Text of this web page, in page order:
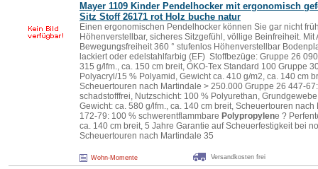
Mayer 1109 Kinder Pendelhocker mit ergonomisch
Sitz Stoff 26171 rot Holz buche natur
Einen ergonomischen Pendelhocker können Sie gar nicht
Höhenverstellbar, sicheres Sitzgefühl, völlige Beinfreiheit.
Bewegungsfreiheit 360 ° stufenlos Höhenverstellbar
lackiert oder edelstahlfarbig (EF) Stoffbezüge: Gruppe 26
315 g/lfm., ca. 150 cm breit, ÖKO-Tex Standard 100 Gruppe
Polyacryl/15 % Polyamid, Gewicht ca. 410 g/m2, ca. 140 cm
Scheuertouren nach Martindale > 250.000 Gruppe 26 447-
schadstofffrei, Nutzschicht: 100 % Polyurethan,
Gewicht: ca. 580 g/lfm., ca. 140 cm breit, Scheuertouren
172-79: 100 % schwerentflammbare Polypropylene ?
ca. 140 cm breit, 5 Jahre Garantie auf Scheuerfestigkeit bei
Scheuertouren nach Martindale 35
Wohn-Momente Versandkosten frei